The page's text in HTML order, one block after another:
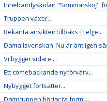
Innebandyskolan "Sommarskoj"
Truppen växer...
Bekanta ansikten tillbaks i Telge...
Damallsvenskan. Nu är äntligen
Vi bygger vidare...
Ett comebackande nyförvärv...
Nybygget fortsätter...
Damtruppen börjar ta form....